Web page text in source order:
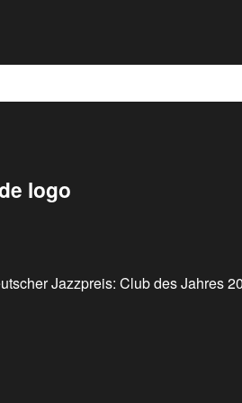
Jazzpreis: Club des Jahres